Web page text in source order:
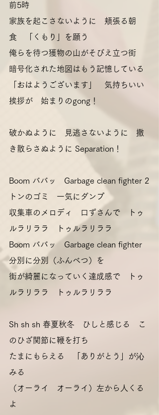
前5時
家族を起こさないように　頬張る朝
食　「くもり」を願う
俺らを待つ獲物の山がそびえ立つ街
暗号化された地図はもう記憶している
「おはようございます」　気持ちいい
挨拶が　始まりのgong！
破かぬように　見逃さないように　撒
き散らさぬように Separation！
Boom ババッ　Garbage clean fighter 2
トンのゴミ　一気にダンプ
収集車のメロディ　口ずさんで　トゥ
ルラリララ　トゥルラリララ
Boom ババッ　Garbage clean fighter
分別に分別（ふんべつ）を
街が綺麗になっていく達成感で　トゥ
ルラリララ　トゥルラリララ
Sh sh sh 春夏秋冬　ひしと感じる　こ
のひざ関節に鞭を打ち
たまにもらえる　「ありがとう」が沁
みる
（オーライ　オーライ）左から人くる
よ